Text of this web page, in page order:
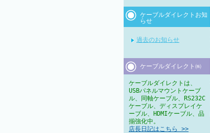
ケーブルダイレクトお知
らせ
過去のお知らせ
ケーブルダイレクト㈱
ケーブルダイレクトは、
USBパネルマウントケーブ
ル、同軸ケーブル、RS232C
ケーブル、ディスプレイケ
ーブル、HDMIケーブル、品
揃強化中。
店長日記はこちら >>